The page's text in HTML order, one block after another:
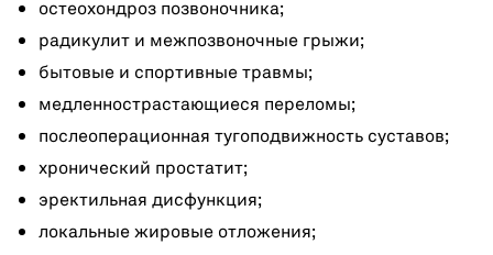
остеохондроз позвоночника;
радикулит и межпозвоночные грыжи;
бытовые и спортивные травмы;
медленнострастающиеся переломы;
послеоперационная тугоподвижность суставов;
хронический простатит;
эректильная дисфункция;
локальные жировые отложения;